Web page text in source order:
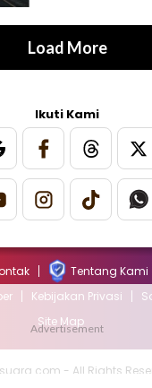
Load More
Ikuti Kami
Tentang Kami
Kebijakan Privasi
Site Map
- All Rights